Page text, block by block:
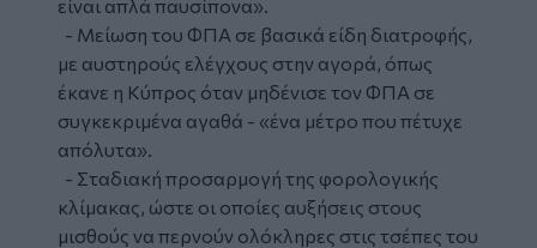
είναι απλά παυσίπονα».
- Μείωση του ΦΠΑ σε βασικά είδη διατροφής,
με αυστηρούς ελέγχους στην αγορά, όπως
έκανε η Κύπρος όταν μηδένισε τον ΦΠΑ σε
συγκεκριμένα αγαθά - «ένα μέτρο που πέτυχε
απόλυτα».
- Σταδιακή προσαρμογή της φορολογικής
κλίμακας, ώστε οι οποίες αυξήσεις στους
μισθούς να περνούν ολόκληρες στις τσέπες του